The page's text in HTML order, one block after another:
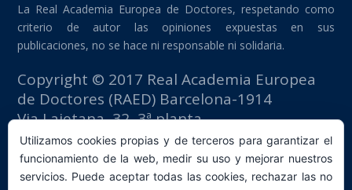
La Real Academia Europea de Doctores, respetando como
criterio de autor las opiniones expuestas en sus
publicaciones, no se hace ni responsable ni solidaria.
Copyright © 2017 Real Academia Europea
de Doctores (RAED) Barcelona-1914
Via Laietana, 32, 3ª planta
Edificio Fomento del Trabajo
08003 Barcelona (España)
tlf: +34 93 667 40 54
Utilizamos cookies propias y de terceros para garantizar el
funcionamiento de la web, medir su uso y mejorar nuestros
servicios. Puede aceptar todas las cookies, rechazar las no